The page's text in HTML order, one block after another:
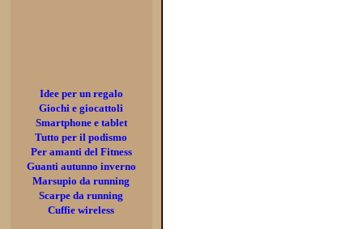
Idee per un regalo
Giochi e giocattoli
Smartphone e tablet
Tutto per il podismo
Per amanti del Fitness
Guanti autunno inverno
Marsupio da running
Scarpe da running
Cuffie wireless